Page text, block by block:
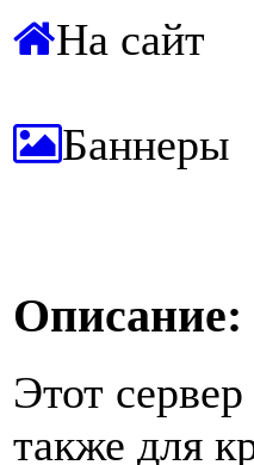
На сайт
Баннеры
Описание:
Этот
также для